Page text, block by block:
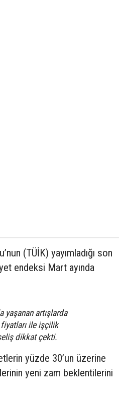
(TÜİK) yayımladığı son
endeksi Mart ayında
yaşanan artışlarda
ile işçilik
dikkat çekti.
yüzde 30’un üzerine
yeni zam beklentilerini